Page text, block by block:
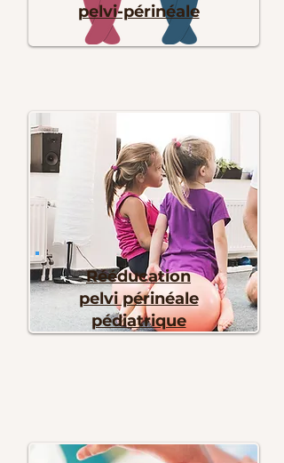
pelvi-périnéale
Rééducation
pelvi périnéale
pédiatrique